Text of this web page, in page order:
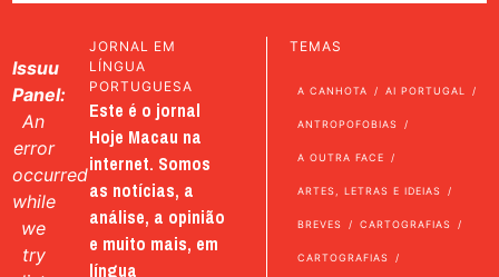
Issuu
Panel:
An
error
occurred
while
we
try
JORNAL EM
LÍNGUA
PORTUGUESA
Este é o jornal
Hoje Macau na
internet. Somos
as notícias, a
análise, a opinião
e muito mais, em
língua
TEMAS
A CANHOTA AI PORTUGAL
ANTROPOFOBIAS
A OUTRA FACE
ARTES, LETRAS E IDEIAS
BREVES CARTOGRAFIAS
CARTOGRAFIAS